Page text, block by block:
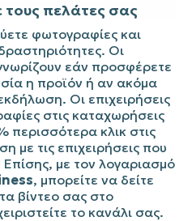
τους πελάτες σας
φωτογραφίες και
Οι
εάν προσφέρετε
η προϊόν ή αν ακόμα
Οι επιχειρήσεις
στις καταχωρήσεις
περισσότερα κλικ στις
με τις επιχειρήσεις που
με τον λογαριασμό
, μπορείτε να δείτε
βίντεο σας στο
το κανάλι σας.